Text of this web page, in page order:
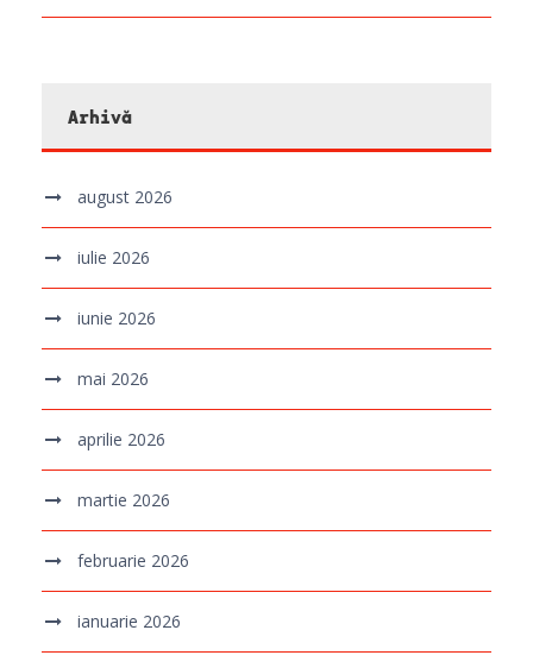
Arhivă
august 2026
iulie 2026
iunie 2026
mai 2026
aprilie 2026
martie 2026
februarie 2026
ianuarie 2026